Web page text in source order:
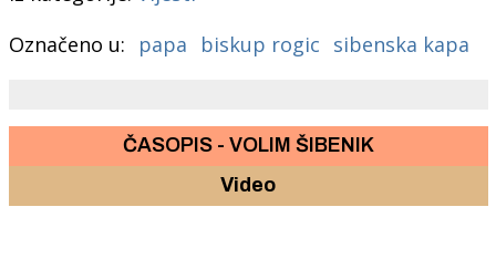
Označeno u:
papa biskup rogic sibenska kapa
ČASOPIS - VOLIM ŠIBENIK
Video